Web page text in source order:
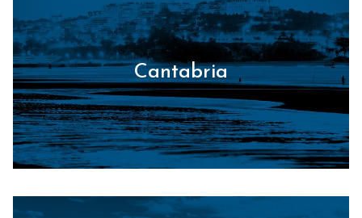
Cantabria